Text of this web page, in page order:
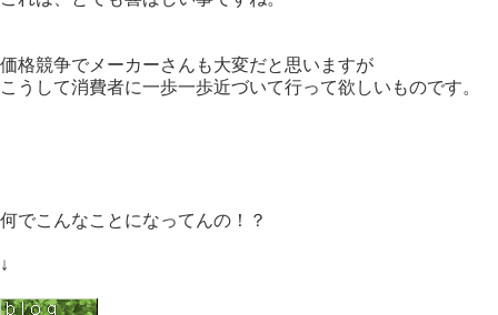
価格競争でメーカーさんも大変だと思いますが
こうして消費者に一歩一歩近づいて行って欲しいものです。
何でこんなことになってんの！？
↓